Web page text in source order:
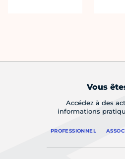
Vous
Accédez à des
informations
PROFESSIONNEL